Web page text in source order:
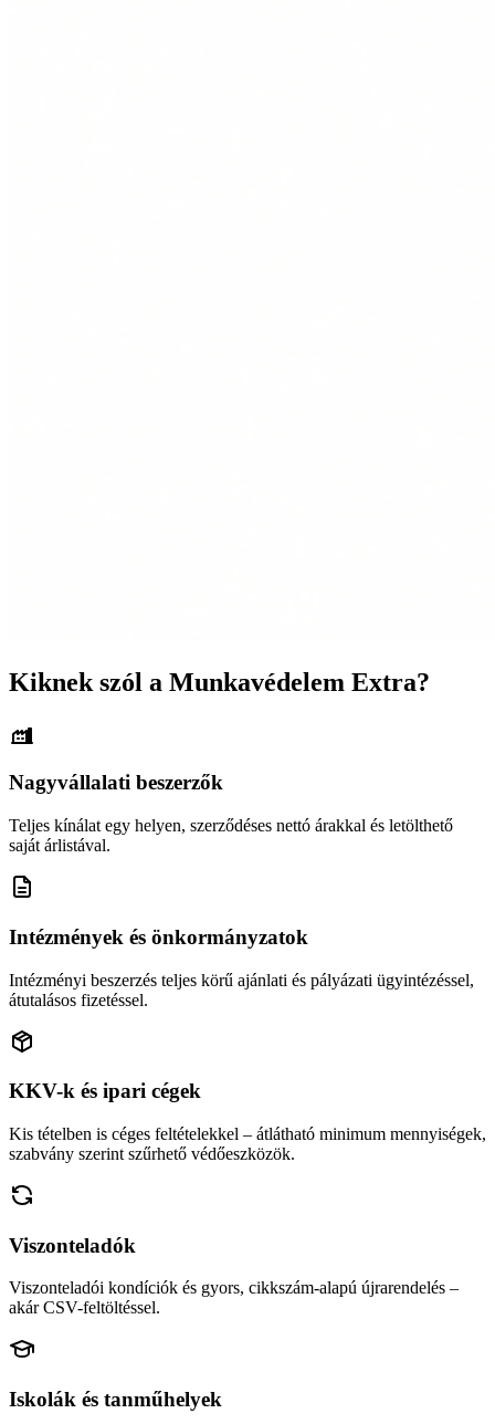
Kiknek szól a Munkavédelem Extra?
Nagyvállalati beszerzők
Teljes kínálat egy helyen, szerződéses nettó árakkal és letölthető
saját árlistával.
Intézmények és önkormányzatok
Intézményi beszerzés teljes körű ajánlati és pályázati ügyintézéssel,
átutalásos fizetéssel.
KKV-k és ipari cégek
Kis tételben is céges feltételekkel – átlátható minimum mennyiségek,
szabvány szerint szűrhető védőeszközök.
Viszonteladók
Viszonteladói kondíciók és gyors, cikkszám-alapú újrarendelés –
akár CSV-feltöltéssel.
Iskolák és tanműhelyek